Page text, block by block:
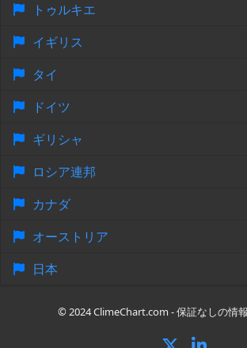
トゥルキエ
イギリス
タイ
ドイツ
ギリシャ
ロシア連邦
カナダ
オーストリア
日本
© 2024 ClimeChart.com - 保証なしの情